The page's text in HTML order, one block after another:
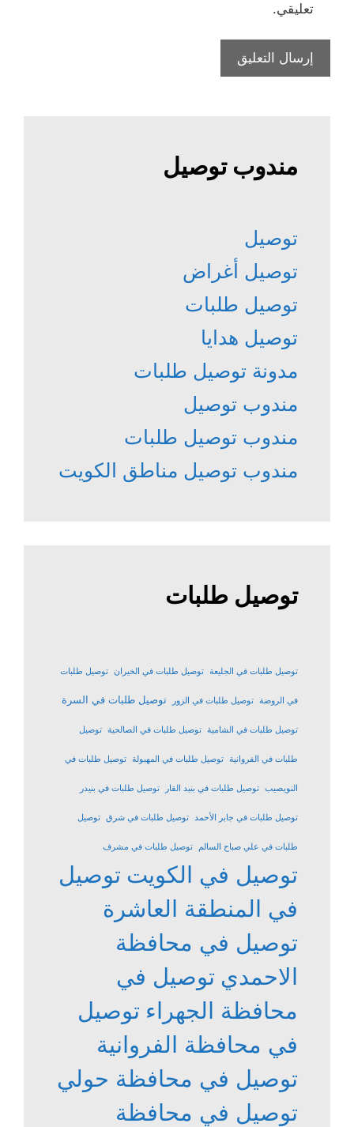
تعليقي.
مندوب توصيل
توصيل
توصيل أغراض
توصيل طلبات
توصيل هدايا
مدونة توصيل طلبات
مندوب توصيل
مندوب توصيل طلبات
مندوب توصيل مناطق الكويت
توصيل طلبات
توصيل طلبات في الجليعة توصيل طلبات في الخيران توصيل طلبات
في الروضة توصيل طلبات في الزور توصيل طلبات في السرة
توصيل طلبات في الشامية توصيل طلبات في الصالحية توصيل
طلبات في الفروانية توصيل طلبات في المهبولة توصيل طلبات في
النويصيب توصيل طلبات في بنيد القار توصيل طلبات في بنيدر
توصيل طلبات في جابر الأحمد توصيل طلبات في شرق توصيل
طلبات في علي صباح السالم توصيل طلبات في مشرف
توصيل في الكويت توصيل
في المنطقة العاشرة
توصيل في محافظة
الاحمدي توصيل في
محافظة الجهراء توصيل
في محافظة الفروانية
توصيل في محافظة حولي
توصيل في محافظة